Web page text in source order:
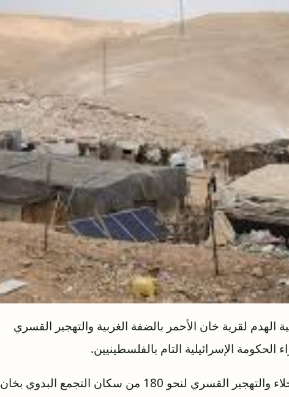
لقرية خان الأحمر بالضفة الغربية والتهجير القسري
الإسرائيلية التام بالفلسطينيين.
وينفذ الجيش الإسرائيلي عمليات الإخلاء والتهجير القسري لنحو 180 من سكان التجمع البدوي بخان